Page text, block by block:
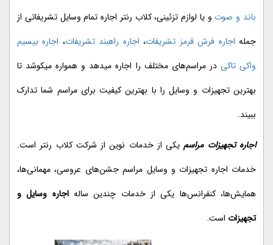
باند و صوت و یا لوازم تزئینی، کلاب رنتر اجاره تمام وسایل تشریفاتی از
جمله اجاره فرش قرمز تشریفات، اجاره راهبند تشریفات، اجاره بیسیم
واکی تاکی در مراسم‌های مختلف را اجاره میدهد و همواره میکوشد تا
بهترین تجهیزات و وسایل را با بهترین کیفیت برای مراسم شما تدارک
ببیند.
اجاره تجهیزات مراسمیکی از خدمات نوین از شرکت کلاب رنتر است.
خدمات اجاره تجهیزات و وسایل مراسم جشن‌های عروسی، مهمانی‌ها،
همایش‌ها، کنفرانس‌ها یکی از خدمات چندین سالهاجاره وسایل و
تجهیزات است.